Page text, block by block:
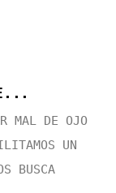
MAL DE OJO
UN
BUSCA